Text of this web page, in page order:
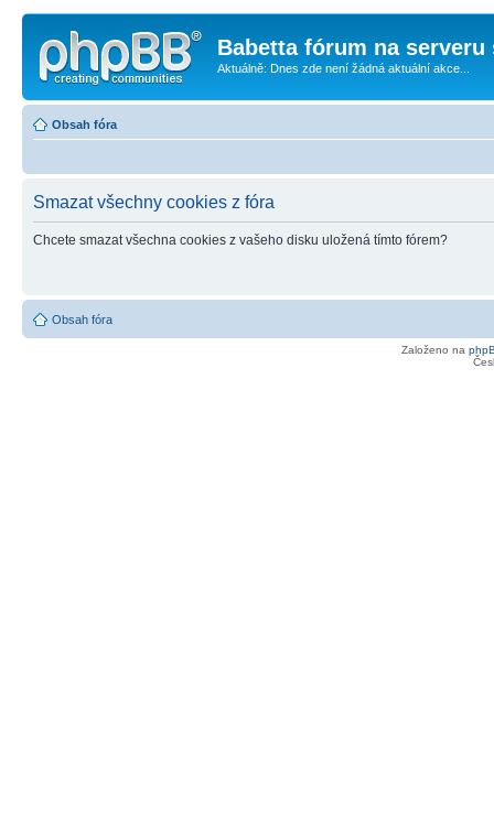
Babetta fórum na serveru
Aktuálně: Dnes zde není žádná aktuální akce...
Obsah fóra
Smazat všechny cookies z fóra
Chcete smazat všechna cookies z vašeho disku uložená tímto fórem?
Obsah fóra
Založeno na